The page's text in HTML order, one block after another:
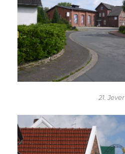
21. Jever